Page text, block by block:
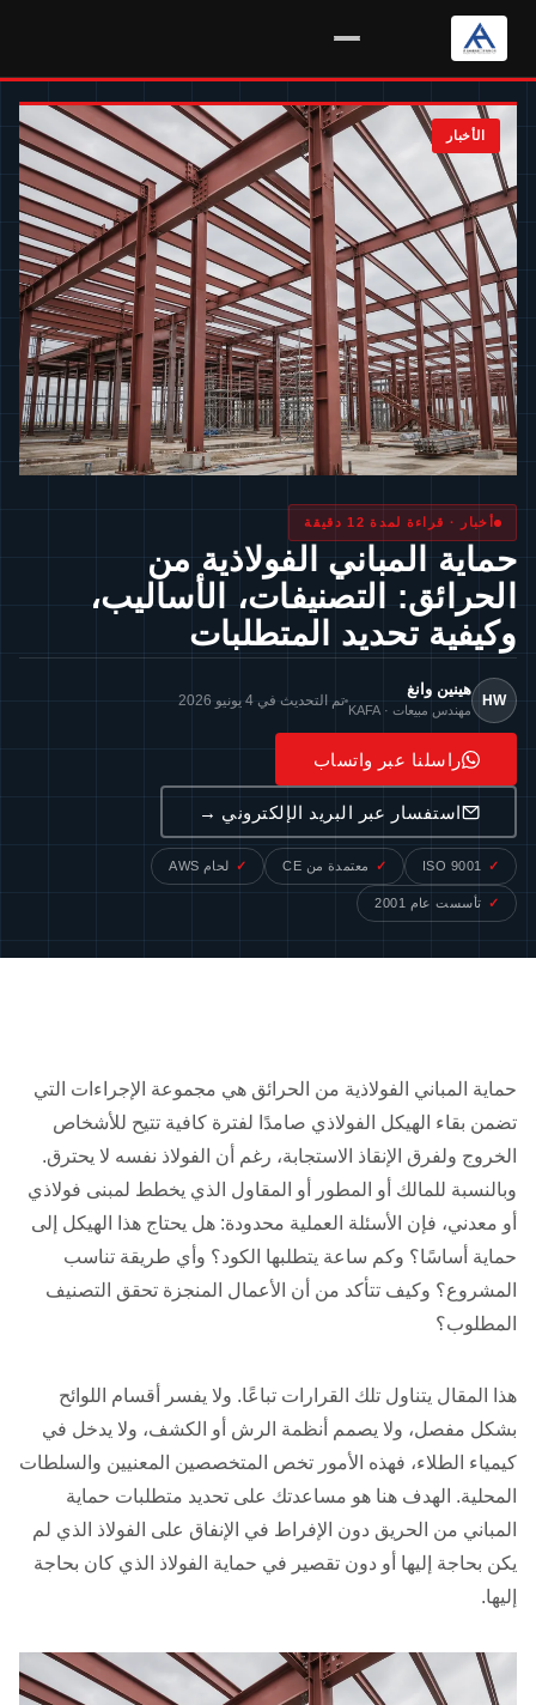
المحتوى
أخبار · قراءة لمدة 12 دقيقة
حماية المباني الفولاذية من
الحرائق: التصنيفات، الأساليب،
وكيفية تحديد المتطلبات
HW
هينين وانغ
مهندس مبيعات · KAFA
تم التحديث في 4 يونيو 2026
راسلنا عبر واتساب
استفسار عبر البريد الإلكتروني →
ISO 9001 معتمدة من CE لحام AWS
تأسست عام 2001
الأخبار
حماية المباني الفولاذية من الحرائق هي مجموعة الإجراءات التي
تضمن بقاء الهيكل الفولاذي صامدًا لفترة كافية تتيح للأشخاص
الخروج ولفرق الإنقاذ الاستجابة، رغم أن الفولاذ نفسه لا يحترق.
وبالنسبة للمالك أو المطور أو المقاول الذي يخطط لمبنى فولاذي
أو معدني، فإن الأسئلة العملية محدودة: هل يحتاج هذا الهيكل إلى
حماية أساسًا؟ وكم ساعة يتطلبها الكود؟ وأي طريقة تناسب
المشروع؟ وكيف تتأكد من أن الأعمال المنجزة تحقق التصنيف
المطلوب؟
هذا المقال يتناول تلك القرارات تباعًا. ولا يفسر أقسام اللوائح
بشكل مفصل، ولا يصمم أنظمة الرش أو الكشف، ولا يدخل في
كيمياء الطلاء، فهذه الأمور تخص المتخصصين المعنيين والسلطات
المحلية. الهدف هنا هو مساعدتك على تحديد متطلبات حماية
المباني من الحريق دون الإفراط في الإنفاق على الفولاذ الذي لم
يكن بحاجة إليها أو دون تقصير في حماية الفولاذ الذي كان بحاجة
إليها.